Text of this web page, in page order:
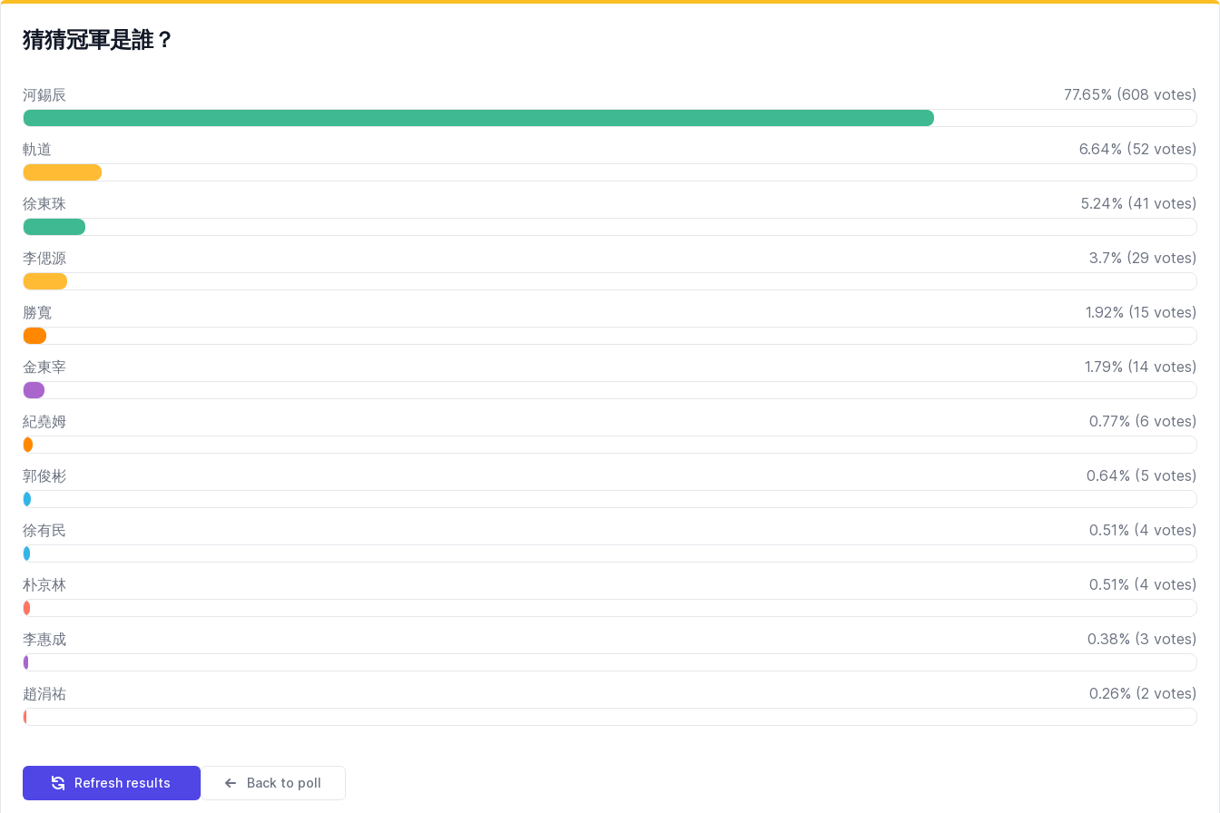
猜猜冠軍是誰？
河錫辰 77.65% (608 votes)
軌道 6.64% (52 votes)
徐東珠 5.24% (41 votes)
李偲源 3.7% (29 votes)
勝寬 1.92% (15 votes)
金東宰 1.79% (14 votes)
紀堯姆 0.77% (6 votes)
郭俊彬 0.64% (5 votes)
徐有民 0.51% (4 votes)
朴京林 0.51% (4 votes)
李惠成 0.38% (3 votes)
趙涓祐 0.26% (2 votes)
Refresh results Back to poll